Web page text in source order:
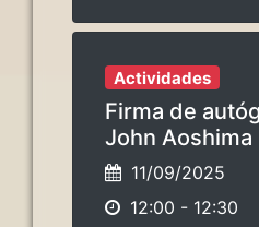
Actividades
Firma de
John Aoshima
11/09/2025
12:00 - 12:30